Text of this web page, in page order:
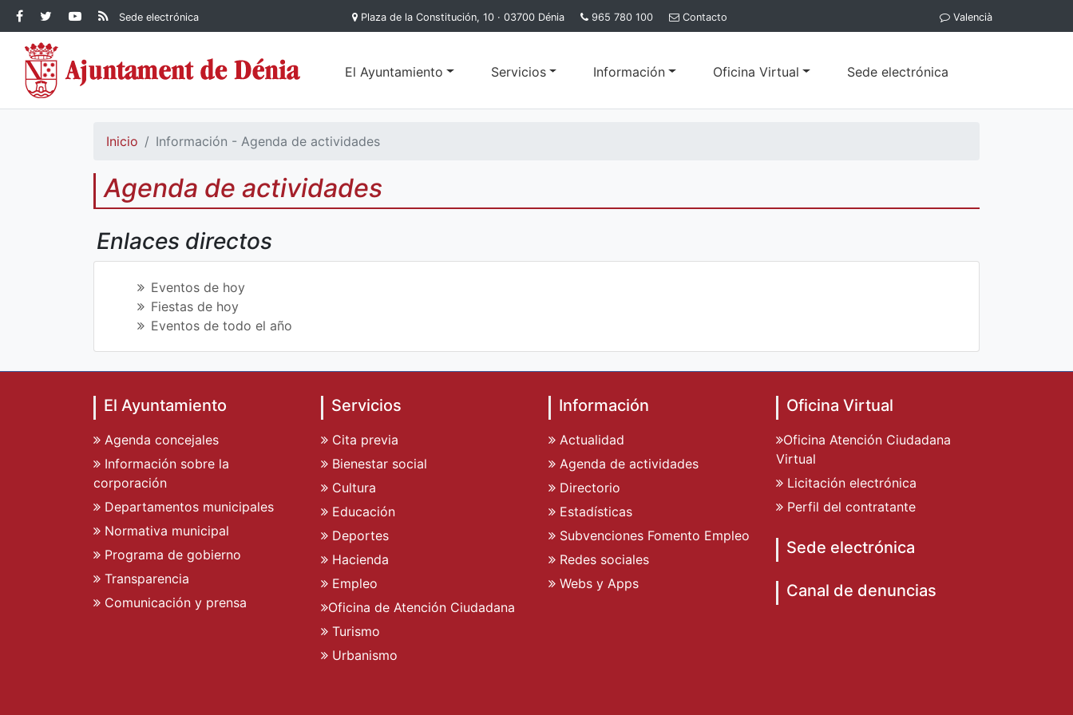
Contenido principal
Facebook Ayuntamiento de
Dénia
Ayuntamiento de Dénia
YouTube
Ayuntamiento de
RSS Actualidad
Ayuntamiento de
Sede electrónica Plaza de la Constitución, 10 · 03700 Dénia 965 780 100 Contacto Valencià
El Ayuntamiento Servicios Información Oficina Virtual Sede electrónica
Inicio Información - Agenda de actividades
Agenda de actividades
Enlaces directos
Eventos de hoy
Fiestas de hoy
Eventos de todo el año
El Ayuntamiento
Agenda concejales
Información sobre la
corporación
Departamentos municipales
Normativa municipal
Programa de gobierno
Transparencia
Comunicación y prensa
Servicios
Cita previa
Bienestar social
Cultura
Educación
Deportes
Hacienda
Empleo
Oficina de Atención Ciudadana
Turismo
Urbanismo
Información
Actualidad
Agenda de actividades
Directorio
Estadísticas
Subvenciones Fomento Empleo
Redes sociales
Webs y Apps
Oficina Virtual
Oficina Atención Ciudadana
Virtual
Licitación electrónica
Perfil del contratante
Sede electrónica
Canal de denuncias